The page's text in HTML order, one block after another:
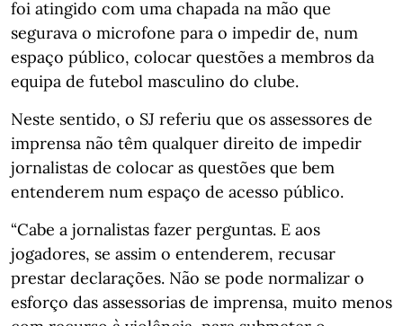
foi atingido com uma chapada na mão que
segurava o microfone para o impedir de, num
espaço público, colocar questões a membros da
equipa de futebol masculino do clube.
Neste sentido, o SJ referiu que os assessores de
imprensa não têm qualquer direito de impedir
jornalistas de colocar as questões que bem
entenderem num espaço de acesso público.
“Cabe a jornalistas fazer perguntas. E aos
jogadores, se assim o entenderem, recusar
prestar declarações. Não se pode normalizar o
esforço das assessorias de imprensa, muito menos